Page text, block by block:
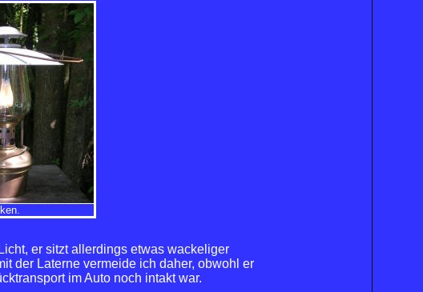
er sitzt allerdings etwas wackeliger
der Laterne vermeide ich daher, obwohl er
im Auto noch intakt war.